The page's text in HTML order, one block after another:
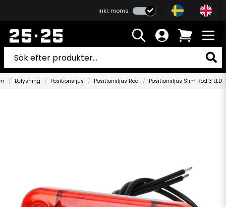
inkl. moms
Belysning Positionsljus Positionsljus Röd Positionsljus Slim Röd 3 LED